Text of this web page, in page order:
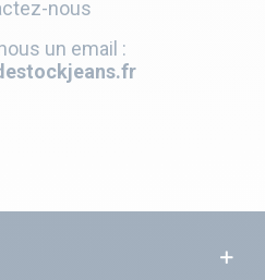
nous
un email :